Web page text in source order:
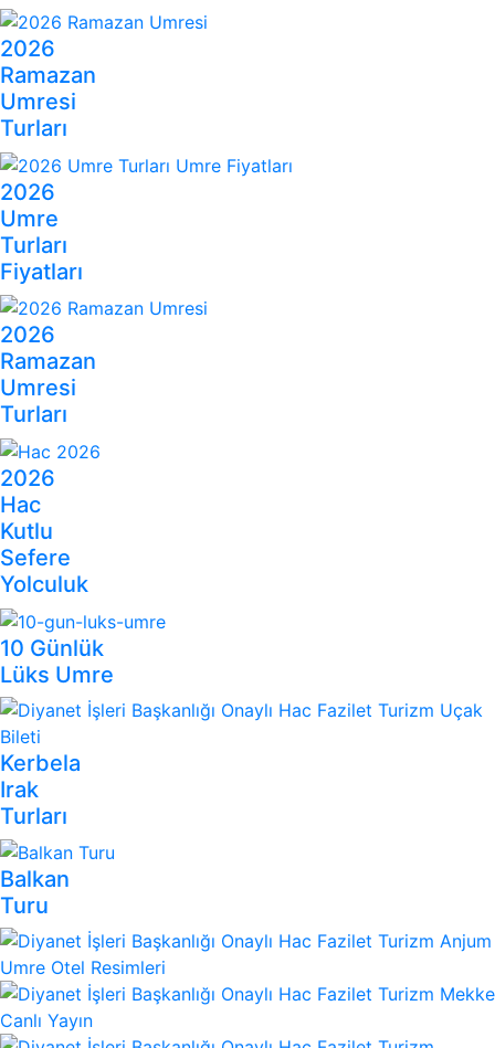
2026
Ramazan
Umresi
Turları
2026
Umre
Turları
Fiyatları
2026
Ramazan
Umresi
Turları
2026
Hac
Kutlu
Sefere
Yolculuk
10 Günlük
Lüks Umre
Kerbela
Irak
Turları
Balkan
Turu